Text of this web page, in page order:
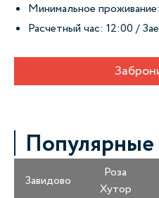
Минимальное
Расчетный час: 12:00 /
Популярные
Завидово
Роза
Хутор